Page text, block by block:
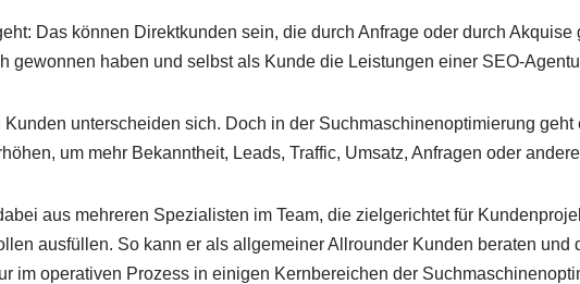
Das können Direktkunden sein, die durch Anfrage oder durch
gewonnen haben und selbst als Kunde die Leistungen einer SEO-
unterscheiden sich. Doch in der Suchmaschinenoptimierung
um mehr Bekanntheit, Leads, Traffic, Umsatz, Anfragen oder
aus mehreren Spezialisten im Team, die zielgerichtet für
ausfüllen. So kann er als allgemeiner Allrounder Kunden beraten
im operativen Prozess in einigen Kernbereichen der